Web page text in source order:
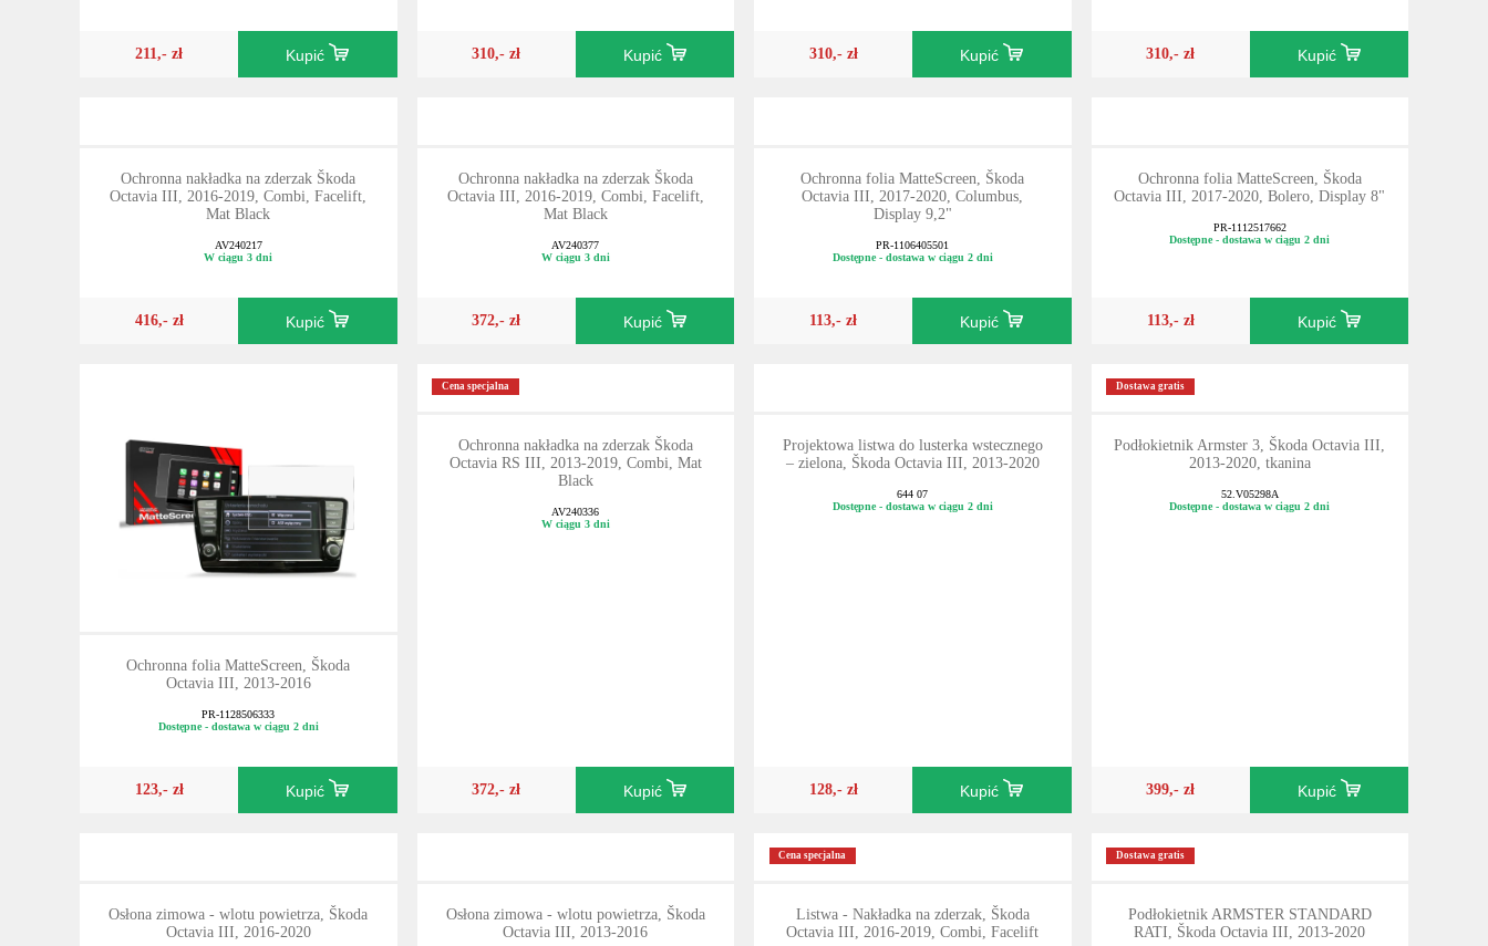
211,- zł Kupić 310,- zł Kupić 310,- zł Kupić 310,- zł Kupić
Ochronna nakładka na zderzak Škoda
Octavia III, 2016-2019, Combi, Facelift,
Mat Black
AV240217
W ciągu 3 dni
416,- zł Kupić
Ochronna nakładka na zderzak Škoda
Octavia III, 2016-2019, Combi, Facelift,
Mat Black
AV240377
W ciągu 3 dni
372,- zł Kupić
Ochronna folia MatteScreen, Škoda
Octavia III, 2017-2020, Columbus,
Display 9,2"
PR-1106405501
Dostępne - dostawa w ciągu 2 dni
113,- zł Kupić
Ochronna folia MatteScreen, Škoda
Octavia III, 2017-2020, Bolero, Display 8"
PR-1112517662
Dostępne - dostawa w ciągu 2 dni
113,- zł Kupić
Ochronna folia MatteScreen, Škoda
Octavia III, 2013-2016
PR-1128506333
Dostępne - dostawa w ciągu 2 dni
123,- zł Kupić
Cena specjalna
Ochronna nakładka na zderzak Škoda
Octavia RS III, 2013-2019, Combi, Mat
Black
AV240336
W ciągu 3 dni
372,- zł Kupić
Projektowa listwa do lusterka wstecznego
– zielona, Škoda Octavia III, 2013-2020
644 07
Dostępne - dostawa w ciągu 2 dni
128,- zł Kupić
Dostawa gratis
Podłokietnik Armster 3, Škoda Octavia III,
2013-2020, tkanina
52.V05298A
Dostępne - dostawa w ciągu 2 dni
399,- zł Kupić
Osłona zimowa - wlotu powietrza, Škoda
Octavia III, 2016-2020
Osłona zimowa - wlotu powietrza, Škoda
Octavia III, 2013-2016
Cena specjalna
Listwa - Nakładka na zderzak, Škoda
Octavia III, 2016-2019, Combi, Facelift
Dostawa gratis
Podłokietnik ARMSTER STANDARD
RATI, Škoda Octavia III, 2013-2020